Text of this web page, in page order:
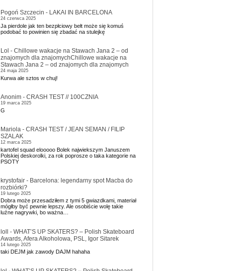
Pogoń Szczecin - LAKAI IN BARCELONA
24 czerwca 2025
Ja pierdole jak ten bezpłciowy bełt może się komuś
podobać to powinien się zbadać na stulejkę
Lol - Chillowe wakacje na Stawach Jana 2 – od
znajomych dla znajomychChillowe wakacje na
Stawach Jana 2 – od znajomych dla znajomych
24 maja 2025
Kurwa ale sztos w chuj!
Anonim - CRASH TEST // 100CZNIA
19 marca 2025
G
Mariola - CRASH TEST / JEAN SEMAN / FILIP
SZALAK
12 marca 2025
kartofel squad elooooo Bolek najwiekszym Januszem
Polskiej deskorolki, za rok poprosze o taka kategorie na
PSOTY
krystofair - Barcelona: legendarny spot Macba do
rozbiórki?
19 lutego 2025
Dobra może przesadziłem z tymi 5 gwiazdkami, materiał
mógłby być pewnie lepszy. Ale osobiście wolę takie
luźne nagrywki, bo ważna…
loll - WHAT’S UP SKATERS? – Polish Skateboard
Awards, Afera Alkoholowa, PSL, Igor Sitarek
14 lutego 2025
taki DEJM jak zawody DAJM hahaha